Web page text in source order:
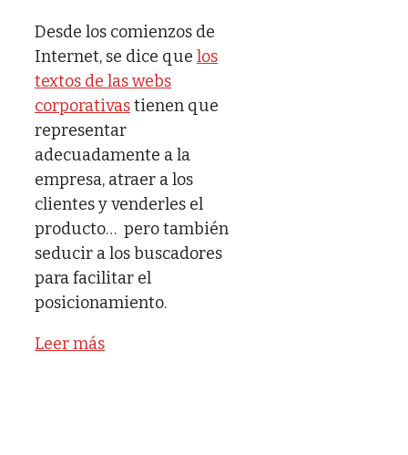
Desde los comienzos de
Internet, se dice que los
textos de las webs
corporativastienen que
representar
adecuadamente a la
empresa, atraer a los
clientes y venderles el
producto… pero también
seducir a los buscadores
para facilitar el
posicionamiento.
Leer más